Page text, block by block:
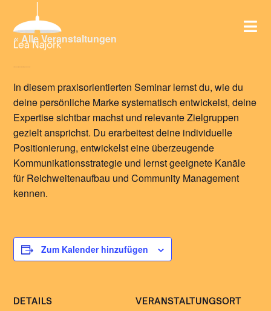
« Alle Veranstaltungen
In diesem praxisorientierten Seminar lernst du, wie du
deine persönliche Marke systematisch entwickelst, deine
Expertise sichtbar machst und relevante Zielgruppen
gezielt ansprichst. Du erarbeitest deine individuelle
Positionierung, entwickelst eine überzeugende
Kommunikationsstrategie und lernst geeignete Kanäle
für Reichweitenaufbau und Community Management
kennen.
Zum Kalender hinzufügen
DETAILS VERANSTALTUNGSORT